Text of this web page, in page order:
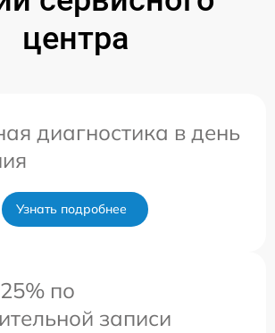
центра
диагностика в день
Узнать подробнее
по
записи